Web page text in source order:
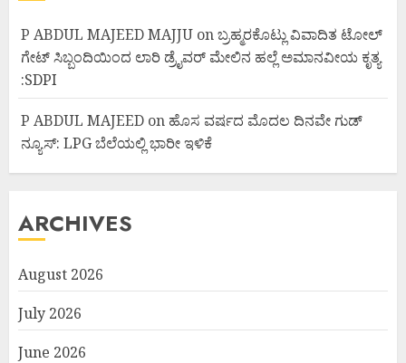
P ABDUL MAJEED MAJJU onಬ್ರಹ್ಮರಕೊಟ್ಲು ವಿವಾದಿತ ಟೋಲ್
ಗೇಟ್ ಸಿಬ್ಬಂದಿಯಿಂದ ಲಾರಿ ಡ್ರೈವರ್ ಮೇಲಿನ ಹಲ್ಲೆ ಅಮಾನವೀಯ ಕೃತ್ಯ
:SDPI
P ABDUL MAJEED on ಹೊಸ ವರ್ಷದ ಮೊದಲ ದಿನವೇ ಗುಡ್
ನ್ಯೂಸ್: LPG ಬೆಲೆಯಲ್ಲಿ ಭಾರೀ ಇಳಿಕೆ
ARCHIVES
August 2026
July 2026
June 2026